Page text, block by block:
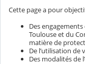
Cette page a pour
Des engagements
Toulouse et du
matière de
De l’utilisation de
Des modalités de